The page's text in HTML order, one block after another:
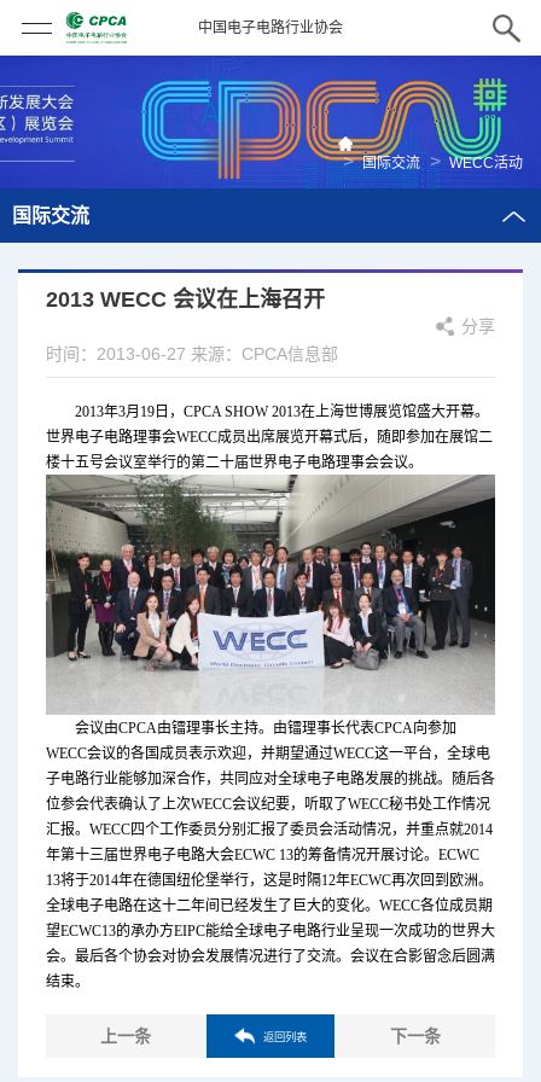
中国电子电路行业协会
> 国际交流 > WECC活动
国际交流
2013 WECC 会议在上海召开
分享
时间：2013-06-27 来源：CPCA信息部
2013年3月19日，CPCA SHOW 2013在上海世博展览馆盛大开幕。
世界电子电路理事会WECC成员出席展览开幕式后，随即参加在展馆二
楼十五号会议室举行的第二十届世界电子电路理事会会议。
会议由CPCA由镭理事长主持。由镭理事长代表CPCA向参加
WECC会议的各国成员表示欢迎，并期望通过WECC这一平台，全球电
子电路行业能够加深合作，共同应对全球电子电路发展的挑战。随后各
位参会代表确认了上次WECC会议纪要，听取了WECC秘书处工作情况
汇报。WECC四个工作委员分别汇报了委员会活动情况，并重点就2014
年第十三届世界电子电路大会ECWC 13的筹备情况开展讨论。ECWC
13将于2014年在德国纽伦堡举行，这是时隔12年ECWC再次回到欧洲。
全球电子电路在这十二年间已经发生了巨大的变化。WECC各位成员期
望ECWC13的承办方EIPC能给全球电子电路行业呈现一次成功的世界大
会。最后各个协会对协会发展情况进行了交流。会议在合影留念后圆满
结束。
上一条 返回列表 下一条